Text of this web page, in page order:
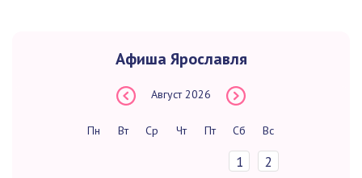
Афиша Ярославля
Август 2026
Пн Вт Ср Чт Пт Сб Вс
1
2